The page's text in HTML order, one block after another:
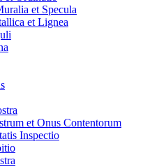
et Specula
et Lignea
et Onus Contentorum
Inspectio